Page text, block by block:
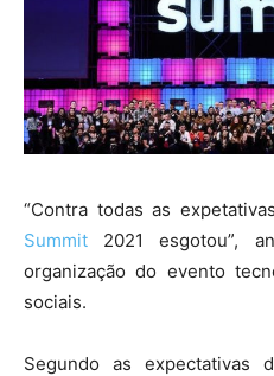
“Contra todas as
Summit 2021 esgotou”,
organização do evento
sociais.
Segundo as expectativas